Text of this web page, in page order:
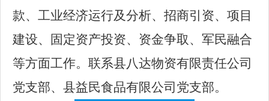
款、工业经济运行及分析、招商引资、项目
建设、固定资产投资、资金争取、军民融合
等方面工作。联系县八达物资有限责任公司
党支部、县益民食品有限公司党支部。